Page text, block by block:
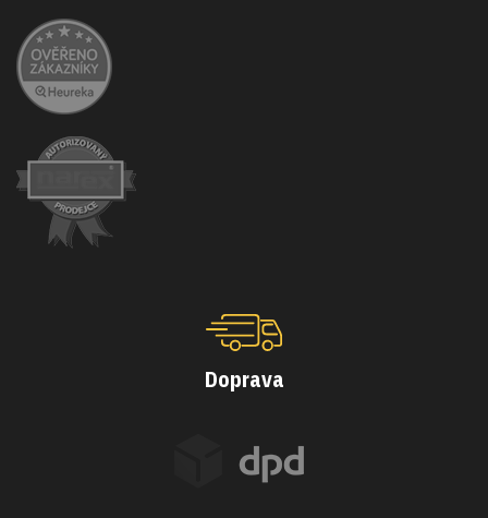
Doprava